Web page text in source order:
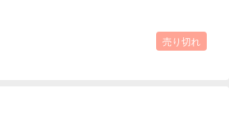
売り切れ